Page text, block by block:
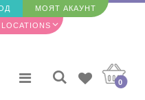
МОЯТ АКАУНТ
LOCATIONS
0